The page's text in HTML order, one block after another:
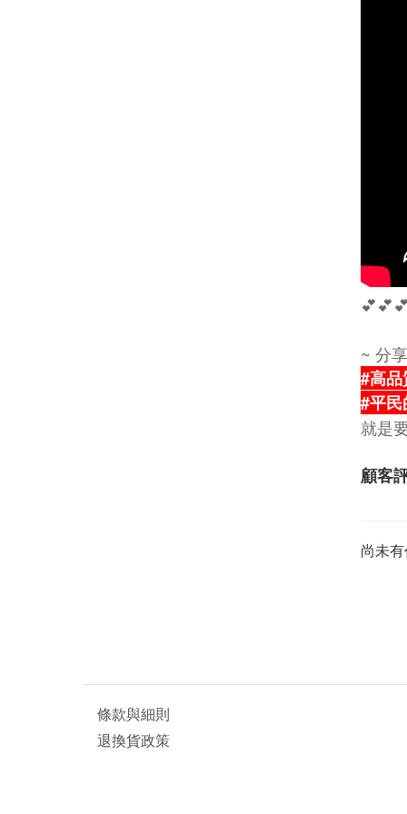
~ 分
#高
#平
就是
顧客
尚未
條款與細則
退換貨政策